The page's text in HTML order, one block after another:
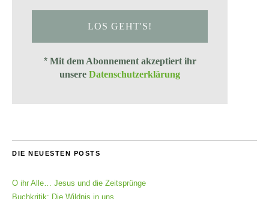
* Mit dem Abonnement akzeptiert ihr
unsereDatenschutzerklärung
DIE NEUESTEN POSTS
O ihr Alle… Jesus und die Zeitsprünge
Buchkritik: Die Wildnis in uns